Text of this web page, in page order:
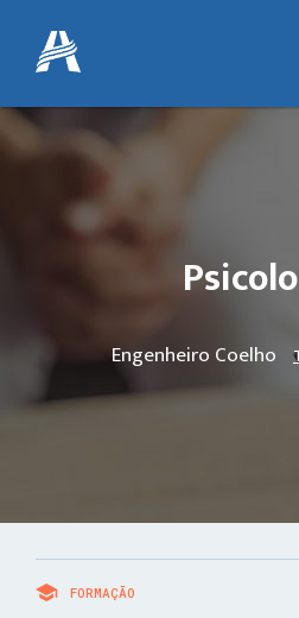
Engenheiro Coelho
FORMAÇÃO